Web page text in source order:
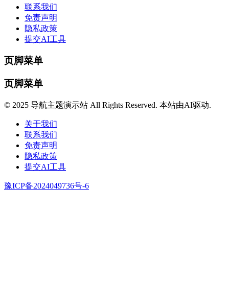
联系我们
免责声明
隐私政策
提交AI工具
页脚菜单
页脚菜单
© 2025 导航主题演示站 All Rights Reserved. 本站由AI驱动.
关于我们
联系我们
免责声明
隐私政策
提交AI工具
豫ICP备2024049736号-6